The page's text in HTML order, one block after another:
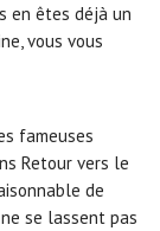
en êtes déjà un
vous vous
fameuses
Retour vers le
de
se lassent pas